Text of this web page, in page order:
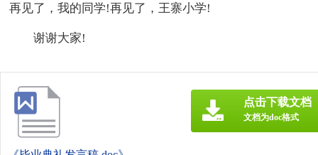
再见了，我的同学!再见了，王寨小学!
谢谢大家!
点击下载文档
文档为doc格式